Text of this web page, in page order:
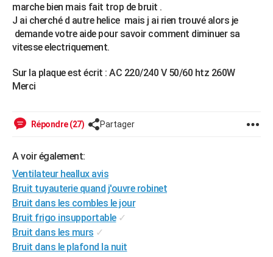
Forum
Aménagement intérieur
Extérieur
Cuisine
Salle de bains
Jardinage
Rangement
WEEK-END
Guides de France
Escapades
Patrimoine
Expositions
Musées
Week-end nature
LIFESTYLE
Alimentation
Guide de la santé
Maladies
Médicaments
Sommeil
VOYAGE
BONS PLANS
CARTE DE VOEUX
Carte de Noël
Carte Bonne année
Carte Saint-Valentin
Carte Pâques
Carte d'anniversaire
Dictionnaire
Biographies
Citations
Expressions
Proverbes
PROGRAMME TV
marche bien mais fait trop de bruit .
J ai cherché d autre helice mais j ai rien trouvé alors je
demande votre aide pour savoir comment diminuer sa
vitesse electriquement.
Sur la plaque est écrit : AC 220/240 V 50/60 htz 260W
Merci
Répondre (27) Partager
A voir également:
Ventilateur heallux avis
Bruit tuyauterie quand j'ouvre robinet
Bruit dans les combles le jour
Bruit frigo insupportable ✓
Bruit dans les murs ✓
Bruit dans le plafond la nuit